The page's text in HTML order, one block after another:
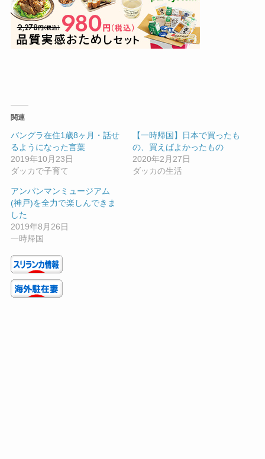
関連
バングラ在住1歳8ヶ月・話せ
るようになった言葉
2019年10月23日
ダッカで子育て
【一時帰国】日本で買ったも
の、買えばよかったもの
2020年2月27日
ダッカの生活
アンパンマンミュージアム
(神戸)を全力で楽しんできま
した
2019年8月26日
一時帰国